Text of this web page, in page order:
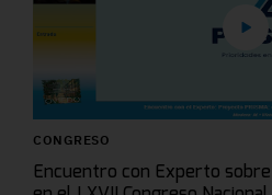
CONGRESO
Encuentro con Experto